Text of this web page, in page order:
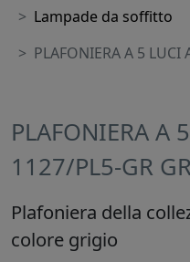
Lampade da soffitto
PLAFONIERA A 5 LUCI
PLAFONIERA A
1127/PL5-GR
Plafoniera della
colore grigio